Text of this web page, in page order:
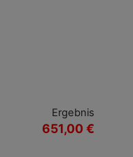
Ergebnis
651,00 €